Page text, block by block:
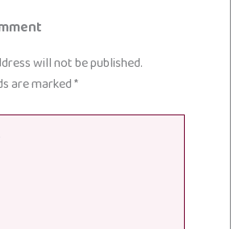
will not be published.
are marked*